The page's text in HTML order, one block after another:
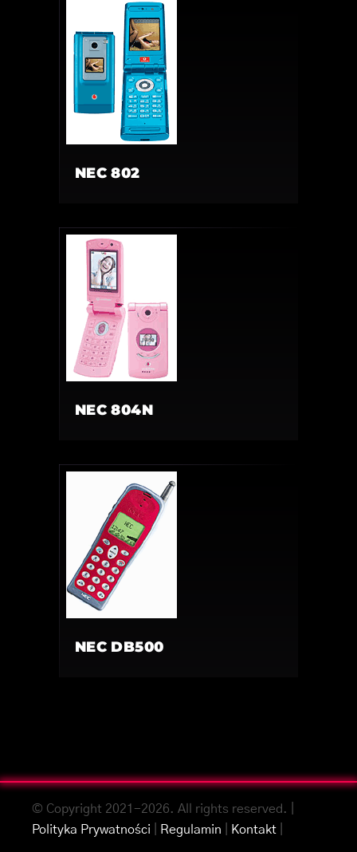
NEC 802
NEC 804N
NEC DB500
© Copyright 2021-2026. All rights reserved. |
Polityka Prywatności
Regulamin Kontakt